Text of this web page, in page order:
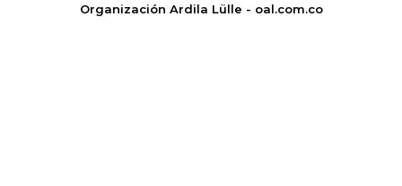
Organización Ardila Lülle - oal.com.co